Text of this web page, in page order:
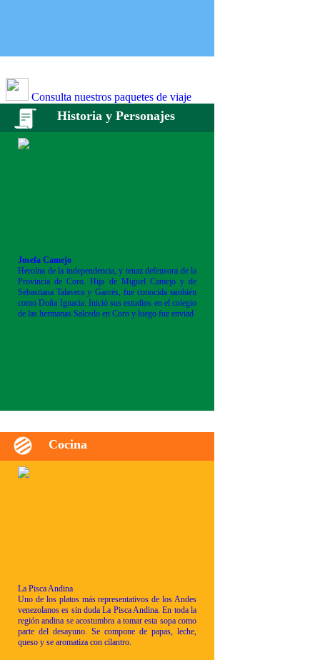
Consulta nuestros paquetes de viaje
Historia y Personajes
Josefa Camejo
Heroína de la independencia, y tenaz defensora de la
Provincia de Coro. Hija de Miguel Camejo y de
Sebastiana Talavera y Garcés, fue conocida también
como Doña Ignacia. Inició sus estudios en el colegio
de las hermanas Salcedo en Coro y luego fue enviad
Cocina
La Pisca Andina
Uno de los platos más representativos de los Andes
venezolanos es sin duda La Pisca Andina. En toda la
región andina se acostumbra a tomar esta sopa como
parte del desayuno. Se compone de papas, leche,
queso y se aromatiza con cilantro.